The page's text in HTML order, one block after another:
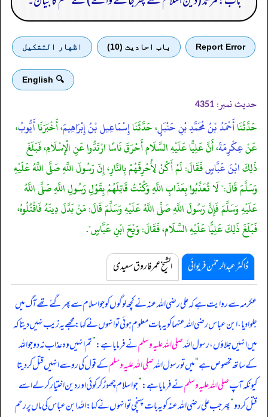
Report Error باب احادیث (10) اظهار التشكيل
🔍 English
حدیث نمبر: 4351
حَدَّثَنَاأَحْمَدُ بْنُ مُحَمَّدِ بْنِ حَنْبَلٍ، حَدَّثَنَاإِسْمَاعِيل بْنُ إِبْرَاهِيمَ، أَخْبَرَنَاأَيُّوبُ،
عَنْعِكْرِمَةَ، أَنَّ عَلِيًّا عَلَيْهِ السَّلَام أَحْرَقَ نَاسًا ارْتَدُّوا عَنِ الْإِسْلَامِ، فَبَلَغَ
ذَلِكَابْنَ عَبَّاسٍفَقَالَ: لَمْ أَكُنْ لِأُحْرِقَهُمْ بِالنَّارِ، إِنّ رَسُولَ اللَّهِ صَلَّى اللَّهُ عَلَيْهِ
وَسَلَّمَ قَالَ:" لَا تُعَذِّبُوا بِعَذَابِ اللَّهِ وَكُنْتُ قَاتِلَهُمْ بِقَوْلِ رَسُولِ اللَّهِ صَلَّى اللَّهُ
عَلَيْهِ وَسَلَّمَ فَإِنَّ رَسُولَ اللَّهِ صَلَّى اللَّهُ عَلَيْهِ وَسَلَّمَ قَالَ: مَنْ بَدَّلَ دِينَهُ فَاقْتُلُوهُ،
فَبَلَغَ ذَلِكَ عَلِيًّا عَلَيْهِ السَّلَام، فَقَالَ: وَيْحَ ابْنِ عَبَّاسٍ".
ڈاکٹر عبدالرحمٰن فریوائی الشیخ عمر فاروق سعیدی
عکرمہ سے روایت ہے کہعلی رضی اللہ عنہ نے کچھ لوگوں کو جو اسلام سے پھر گئے تھے آگ میں
جلوا دیا، ابن عباس رضی اللہ عنہما کو یہ بات معلوم ہوئی تو انہوں نے کہا: مجھے یہ زیب نہیں دیتا کہ
میں انہیں جلاؤں، رسول اللہصلی اللہ علیہ وسلمنے فرمایا ہے:”تم انہیں وہ عذاب نہ دو جو اللہ
کے ساتھ مخصوص ہے“میں تو رسول اللہصلی اللہ علیہ وسلمکے قول کی رو سے انہیں قتل کر دیتا
کیونکہ آپصلی اللہ علیہ وسلمنے فرمایا ہے:”جو اسلام چھوڑ کر کوئی اور دین اختیار کر لے اسے
قتل کر دو“پھر جب علی رضی اللہ عنہ کو یہ بات پہنچی تو انہوں نے کہا: اللہ ابن عباس کی ماں پر رحم